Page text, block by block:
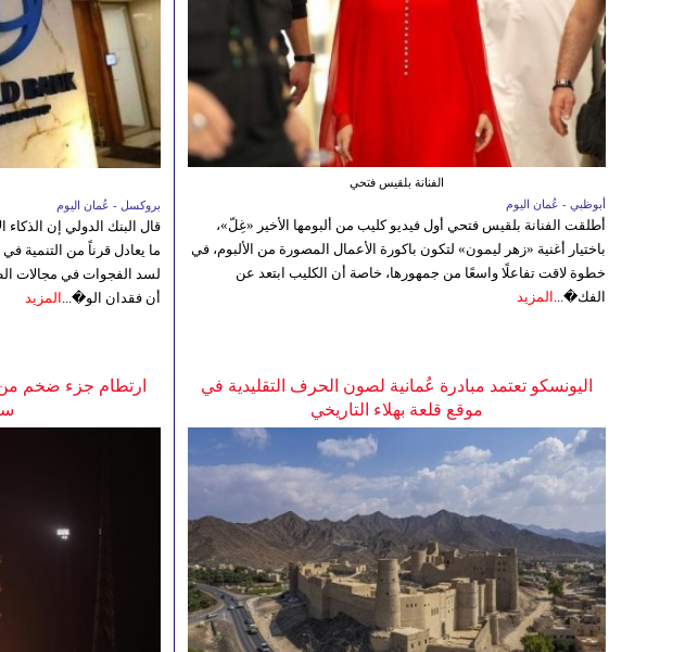
بروكسل - عُمان اليوم
قال البنك الدولي إن
ما يعادل قرناً من
لسد الفجوات في مجالات
أن فقدان الو�... المزيد
الفنانة بلقيس فتحي
أبوظبي - عُمان اليوم
أطلقت الفنانة بلقيس فتحي أول فيديو كليب من ألبومها الأخير «غِلّ»،
باختيار أغنية «زهر ليمون» لتكون باكورة الأعمال المصورة من الألبوم، في
خطوة لاقت تفاعلًا واسعًا من جمهورها، خاصة أن الكليب ابتعد عن
الفك�... المزيد
ارتطام جزء ضخم
اليونسكو تعتمد مبادرة عُمانية لصون الحرف التقليدية في
موقع قلعة بهلاء التاريخي